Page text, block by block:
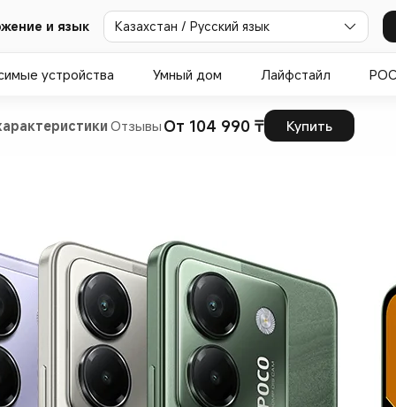
и язык Казахстан / Русский язык
устройства Умный дом Лайфстайл
Отзывы От 104 990 ₸ Купить